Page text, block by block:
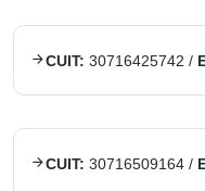
CUIT: 30716425742 /
CUIT: 30716509164 /